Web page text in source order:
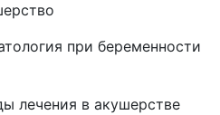
при беременности
лечения в акушерстве